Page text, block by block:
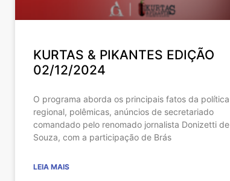
KURTAS & PIKANTES EDIÇÃO
02/12/2024
O programa aborda os principais fatos da política
regional, polêmicas, anúncios de secretariado
comandado pelo renomado jornalista Donizetti de
Souza, com a participação de Brás
LEIA MAIS